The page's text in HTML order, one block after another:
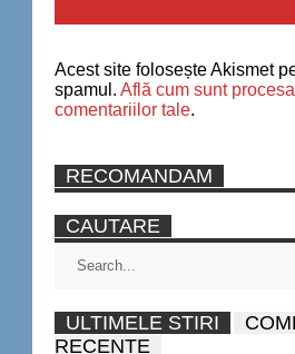
Acest site folosește Akismet
spamul. Află cum sunt
comentariilor tale.
RECOMANDAM
CAUTARE
ULTIMELE STIRI
RECENTE